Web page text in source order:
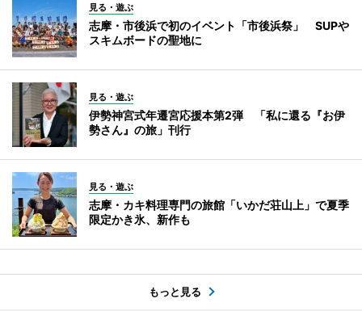
見る・遊ぶ
志摩・市後浜で初のイベント「市後浜祭」 SUPや
スキムボードの聖地に
見る・遊ぶ
伊勢神宮式年遷宮応援本第2弾 「私に還る『お伊
勢さん』の旅」刊行
見る・遊ぶ
志摩・カキ料理専門の旅館「いかだ荘山上」で夏季
限定かき氷、新作も
もっと見る